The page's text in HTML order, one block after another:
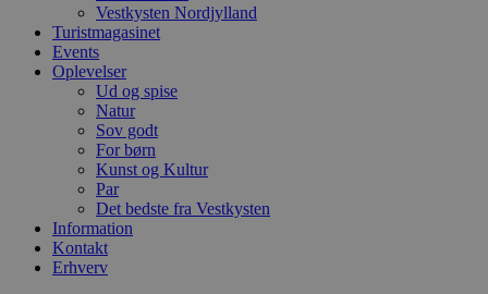
Vestkysten Nordjylland
Turistmagasinet
Events
Oplevelser
Ud og spise
Natur
Sov godt
For børn
Kunst og Kultur
Par
Det bedste fra Vestkysten
Information
Kontakt
Erhverv